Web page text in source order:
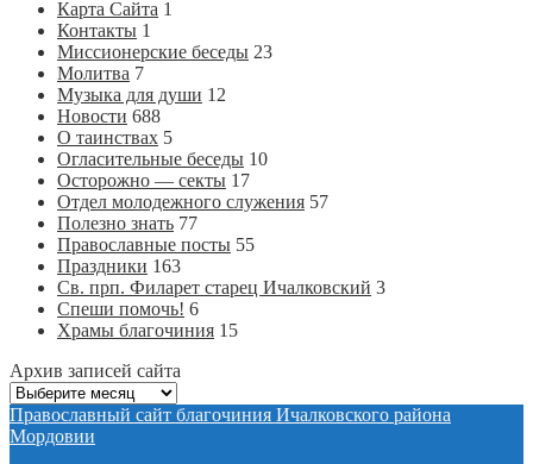
Карта Сайта 1
Контакты 1
Миссионерские беседы 23
Молитва 7
Музыка для души 12
Новости 688
О таинствах 5
Огласительные беседы 10
Осторожно — секты 17
Отдел молодежного служения 57
Полезно знать 77
Православные посты 55
Праздники 163
Св. прп. Филарет старец Ичалковский 3
Спеши помочь! 6
Храмы благочиния 15
Архив записей сайта
Архив
записей
сайта
Православный сайт благочиния Ичалковского района
Мордовии